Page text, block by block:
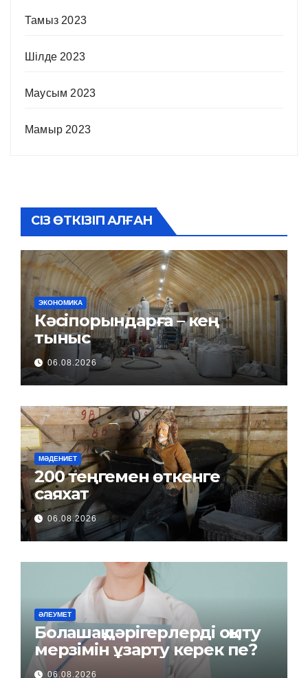
Тамыз 2023
Шілде 2023
Маусым 2023
Мамыр 2023
СІЗ ӨТКІЗІП АЛҒАН
ЭКОНОМИКА
Кәсіпорындарға – кең
тыныс
06.08.2026
МӘДЕНИЕТ
200 теңгемен өткенге
саяхат
06.08.2026
ӘЛЕУМЕТ
Болашақ дәрігерлерді оқыту
мерзімін ұзарту керек пе?
06.08.2026